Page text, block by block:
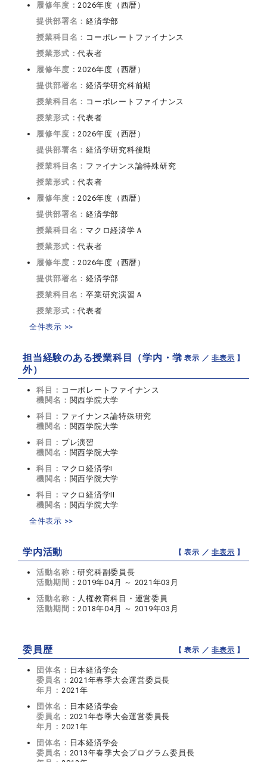
履修年度：2026年度（西暦）
提供部署名：経済学部
授業科目名： コーポレートファイナンス
授業形式：代表者
履修年度：2026年度（西暦）
提供部署名：経済学研究科前期
授業科目名： コーポレートファイナンス
授業形式：代表者
履修年度：2026年度（西暦）
提供部署名：経済学研究科後期
授業科目名： ファイナンス論特殊研究
授業形式：代表者
履修年度：2026年度（西暦）
提供部署名：経済学部
授業科目名： マクロ経済学Ａ
授業形式：代表者
履修年度：2026年度（西暦）
提供部署名：経済学部
授業科目名：卒業研究演習Ａ
授業形式：代表者
全件表示 >>
担当経験のある授業科目（学内・学
外）
【 表示 ／非表示 】
科目： コーポレートファイナンス
機関名： 関西学院大学
科目： ファイナンス論特殊研究
機関名： 関西学院大学
科目： プレ演習
機関名： 関西学院大学
科目： マクロ経済学I
機関名： 関西学院大学
科目： マクロ経済学II
機関名： 関西学院大学
全件表示 >>
学内活動 【 表示 ／非表示 】
活動名称：研究科副委員長
活動期間：2019年04月 ～ 2021年03月
活動名称： 人権教育科目・運営委員
活動期間：2018年04月 ～ 2019年03月
委員歴 【 表示 ／非表示 】
団体名： 日本経済学会
委員名： 2021年春季大会運営委員長
年月： 2021年
団体名： 日本経済学会
委員名： 2021年春季大会運営委員長
年月： 2021年
団体名： 日本経済学会
委員名： 2013年春季大会プログラム委員長